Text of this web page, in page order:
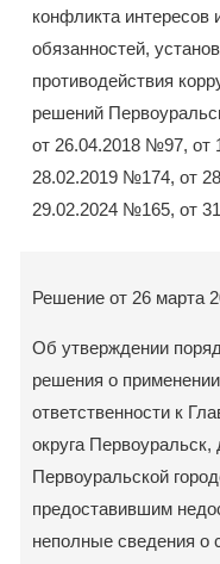
конфликта интересов
обязанностей,
противодействия
решений
от 26.04.2018 №97, от
28.02.2019 №174, от
29.02.2024 №165, от
Решение от 26 марта
Об утверждении
решения о
ответственности к
округа Первоуральск,
Первоуральской
предоставившим
неполные сведения о